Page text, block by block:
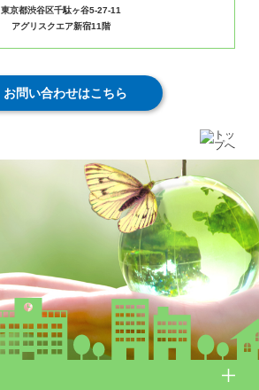
東京都渋谷区千駄ヶ谷5-27-11
アグリスクエア新宿11階
お問い合わせはこちら